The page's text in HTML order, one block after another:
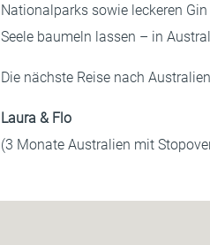
Nationalparks sowie leckeren
Seele baumeln lassen – in
Die nächste Reise nach
Laura & Flo
(3 Monate Australien mit